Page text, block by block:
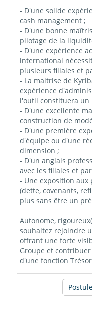
- D'une solide
cash management ;
- D'une bonne
pilotage de la
- D'une expérience
international
plusieurs filiales et
- La maitrise de
expérience
l'outil constituera un
- D'une excellente
construction de
- D'une première
d'équipe ou d'une
dimension ;
- D'un anglais
avec les filiales et
- Une exposition
(dette, covenants,
plus sans être un
Autonome,
souhaitez rejoindre
offrant une forte
Groupe et
d'une fonction